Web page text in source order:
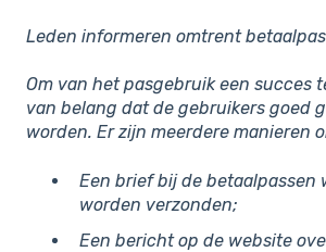
Leden informeren omtrent
Om van het pasgebruik een succes
van belang dat de gebruikers goed
worden. Er zijn meerdere manieren
Een brief bij de betaalpassen
worden verzonden;
Een bericht op de website